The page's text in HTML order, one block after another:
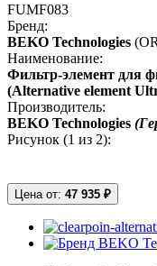
FUMF083
Бренд:
BEKO Technologies
Наименование:
Фильтр-элемент для
(Alternative element
Производитель:
BEKO Technologies
Рисунок (1 из 2):
Цена от: 47 935 ₽